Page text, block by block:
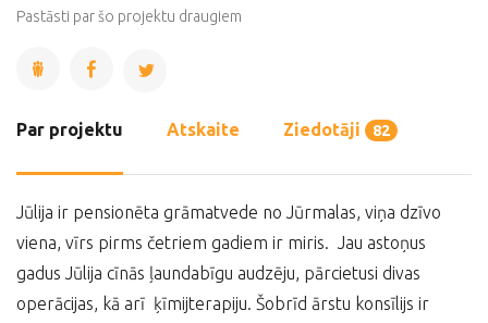
Complete
Pastāsti par šo projektu draugiem
Par projektu Atskaite Ziedotāji 82
Jūlija ir pensionēta grāmatvede no Jūrmalas, viņa dzīvo
viena, vīrs pirms četriem gadiem ir miris. Jau astoņus
gadus Jūlija cīnās ļaundabīgu audzēju, pārcietusi divas
operācijas, kā arī ķīmijterapiju. Šobrīd ārstu konsīlijs ir